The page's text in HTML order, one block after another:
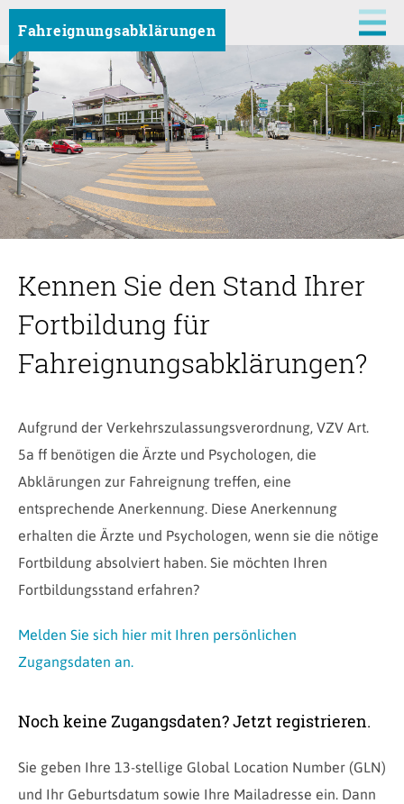
Fahreignungsabklärungen
Kennen Sie den Stand Ihrer
Fortbildung für
Fahreignungsabklärungen?
Aufgrund der Verkehrszulassungsverordnung, VZV Art.
5a ff benötigen die Ärzte und Psychologen, die
Abklärungen zur Fahreignung treffen, eine
entsprechende Anerkennung. Diese Anerkennung
erhalten die Ärzte und Psychologen, wenn sie die nötige
Fortbildung absolviert haben. Sie möchten Ihren
Fortbildungsstand erfahren?
Melden Sie sich hier mit Ihren persönlichen
Zugangsdaten an.
Noch keine Zugangsdaten? Jetzt registrieren.
Sie geben Ihre 13-stellige Global Location Number (GLN)
und Ihr Geburtsdatum sowie Ihre Mailadresse ein. Dann